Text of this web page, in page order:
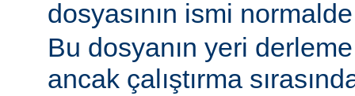
dosyasının ismi
Bu dosyanın yeri
ancak çalıştırma